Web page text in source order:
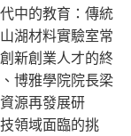
中的教育：傳統
湖材料實驗室常
新創業人才的終
博雅學院院長梁
源再發展研
領域面臨的挑